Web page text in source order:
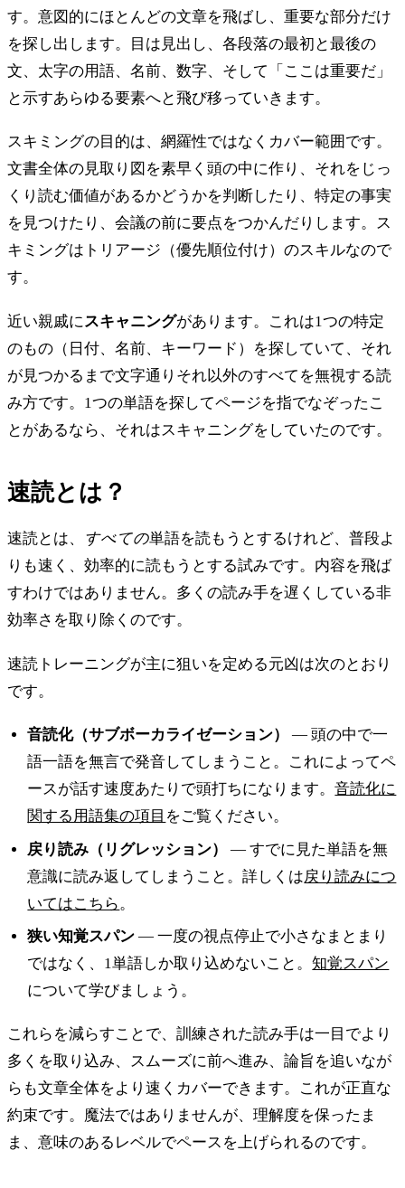
す。意図的にほとんどの文章を飛ばし、重要な部分だけ
を探し出します。目は見出し、各段落の最初と最後の
文、太字の用語、名前、数字、そして「ここは重要だ」
と示すあらゆる要素へと飛び移っていきます。
スキミングの目的は、網羅性ではなくカバー範囲です。
文書全体の見取り図を素早く頭の中に作り、それをじっ
くり読む価値があるかどうかを判断したり、特定の事実
を見つけたり、会議の前に要点をつかんだりします。ス
キミングはトリアージ（優先順位付け）のスキルなので
す。
近い親戚にスキャニングがあります。これは1つの特定
のもの（日付、名前、キーワード）を探していて、それ
が見つかるまで文字通りそれ以外のすべてを無視する読
み方です。1つの単語を探してページを指でなぞったこ
とがあるなら、それはスキャニングをしていたのです。
速読とは？
速読とは、 すべての単語を読もうとするけれど、普段よ
りも速く、効率的に読もうとする試みです。内容を飛ば
すわけではありません。多くの読み手を遅くしている非
効率さを取り除くのです。
速読トレーニングが主に狙いを定める元凶は次のとおり
です。
音読化（サブボーカライゼーション）
— 頭の中で一
語一語を無言で発音してしまうこと。これによってペ
ースが話す速度あたりで頭打ちになります。音読化に
関する用語集の項目 をご覧ください。
戻り読み（リグレッション）
— すでに見た単語を無
意識に読み返してしまうこと。詳しくは戻り読みにつ
いてはこちら 。
狭い知覚スパン — 一度の視点停止で小さなまとまり
ではなく、1単語しか取り込めないこと。知覚スパン
について学びましょう。
これらを減らすことで、訓練された読み手は一目でより
多くを取り込み、スムーズに前へ進み、論旨を追いなが
らも文章全体をより速くカバーできます。これが正直な
約束です。魔法ではありませんが、理解度を保ったま
ま、意味のあるレベルでペースを上げられるのです。